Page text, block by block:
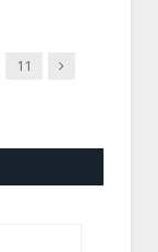
11 Next